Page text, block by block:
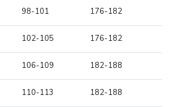
98-101 176-182
102-105 176-182
106-109 182-188
110-113 182-188